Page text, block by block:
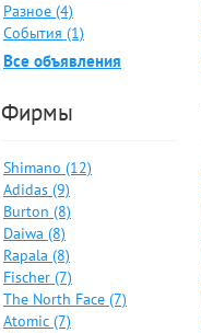
Разное (4)
События (1)
Все объявления
Фирмы
Shimano (12)
Adidas (9)
Burton (8)
Daiwa (8)
Rapala (8)
Fischer (7)
The North Face (7)
Atomic (7)